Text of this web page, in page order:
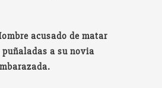
acusado de matar
puñaladas a su novia